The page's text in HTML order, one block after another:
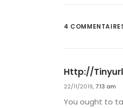
4
Http://
22/11/2019,7:13 am
You ought to